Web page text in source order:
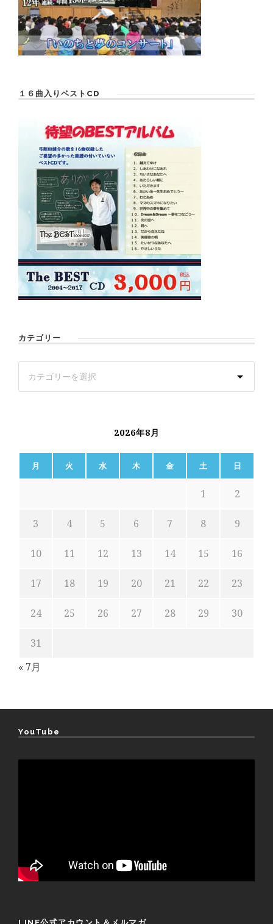
１６曲入りベストCD
カテゴリー
2026年8月
月 火 水 木 金 土 日
1 2
3 4 5 6 7 8 9
10 11 12 13 14 15 16
17 18 19 20 21 22 23
24 25 26 27 28 29 30
31
« 7月
YouTube